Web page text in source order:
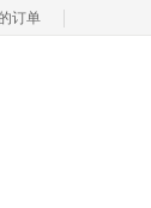
订单